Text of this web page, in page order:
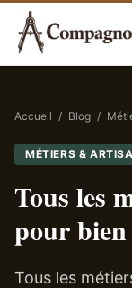
Accueil / Blog /
MÉTIERS &
Tous les
pour
Tous les